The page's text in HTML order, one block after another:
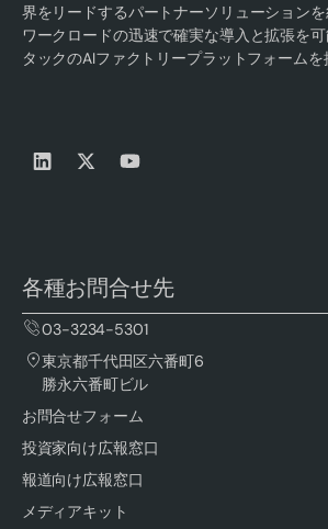
界をリードするパートナーソリューション
ワークロードの迅速で確実な導入と拡張を
タックのAIファクトリープラットフォームを
各種お問合せ先
03-3234-5301
東京都千代田区六番町6
勝永六番町ビル
お問合せフォーム
投資家向け広報窓口
報道向け広報窓口
メディアキット